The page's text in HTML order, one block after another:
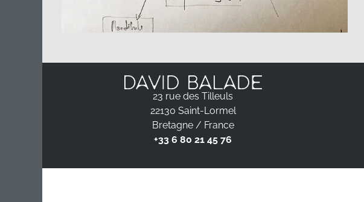
23 rue des Tilleuls
22130 Saint-Lormel
Bretagne / France
+33 6 80 21 45 76